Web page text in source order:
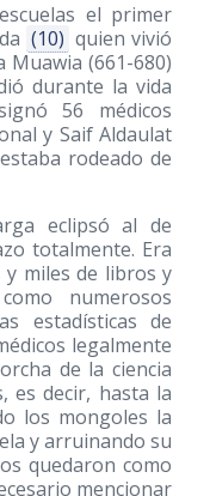
el primer
(10) quien vivió
Muawia (661-680)
durante la vida
56 médicos
y Saif Aldaulat
rodeado de
eclipsó al de
totalmente. Era
miles de libros y
numerosos
estadísticas de
legalmente
de la ciencia
es decir, hasta la
los mongoles la
y arruinando su
quedaron como
mencionar